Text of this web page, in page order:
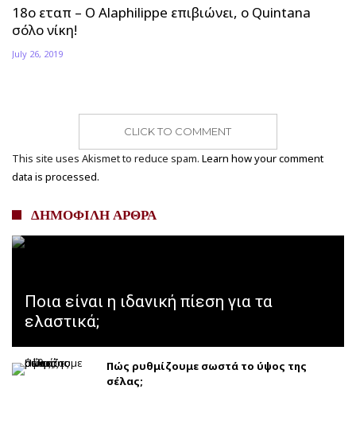
18ο εταπ – Ο Alaphilippe επιβιώνει, ο Quintana
σόλο νίκη!
July 26, 2019
CLICK TO COMMENT
This site uses Akismet to reduce spam. Learn how your comment
data is processed.
ΔΗΜΟΦΙΛΗ ΑΡΘΡΑ
Ποια είναι η ιδανική πίεση για τα
ελαστικά;
Πώς ρυθμίζουμε σωστά το ύψος της
σέλας;